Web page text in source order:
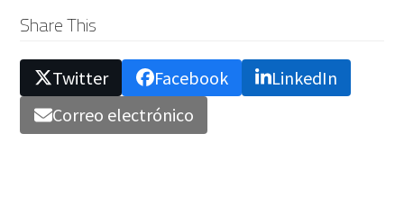
Share This
Twitter Facebook
LinkedIn
Correo electrónico